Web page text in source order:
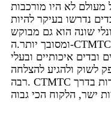
לא היו מורכבות
נדרשו בעיקר להיות
שונה הוא גם מבוקש
ומסובך יותר.ה-CTMTC מספקת קווים ורכיבים מותאמים
ובדים איכותיים ובעלי
לשוק ולהגיע להצלחה
רבה. CTMTC תמיד שמה לה למטרה לספק שירות בדרך